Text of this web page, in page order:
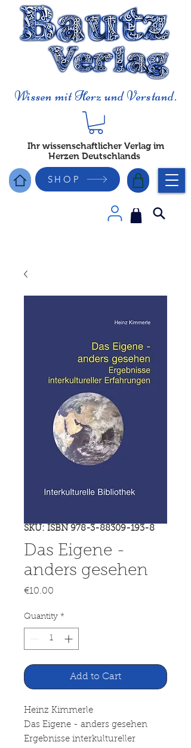
Wissen mit Herz und Verstand.
Ihr wissenschaftlicher Verlag im
Herzen Deutschlands
SHOP
SKU: ISBN 978-3-88309-193-8
Das Eigene -
anders gesehen
€10.00
Quantity *
Add to Cart
Heinz Kimmerle
Das Eigene - anders gesehen
Ergebnisse interkultureller